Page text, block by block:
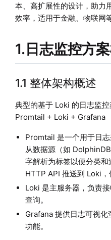
本、高扩展性的设计，助力
效率，适用于金融、物联网
1.日志监控方
1.1 整体架构概述
典型的基于 Loki 的日志监
Promtail + Loki + Grafana
Promtail 是一个用于日
从数据源（如
字解析为标签以便分类
HTTP API 推送到 Loki，
Loki 是主服务器，负责
查询。
Grafana 提供日志可视
功能。